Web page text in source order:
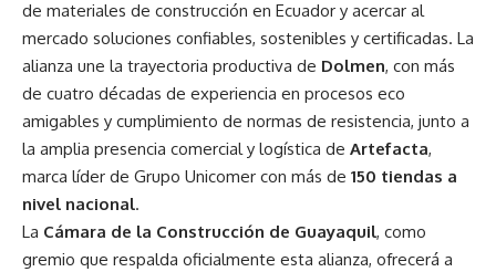
de materiales de construcción en Ecuador y acercar al
mercado soluciones confiables, sostenibles y certificadas. La
alianza une la trayectoria productiva de Dolmen, con más
de cuatro décadas de experiencia en procesos eco
amigables y cumplimiento de normas de resistencia, junto a
la amplia presencia comercial y logística de Artefacta,
marca líder de Grupo Unicomer con más de 150 tiendas a
nivel nacional.
La Cámara de la Construcción de Guayaquil, como
gremio que respalda oficialmente esta alianza, ofrecerá a